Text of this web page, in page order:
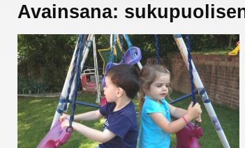
Avainsana: